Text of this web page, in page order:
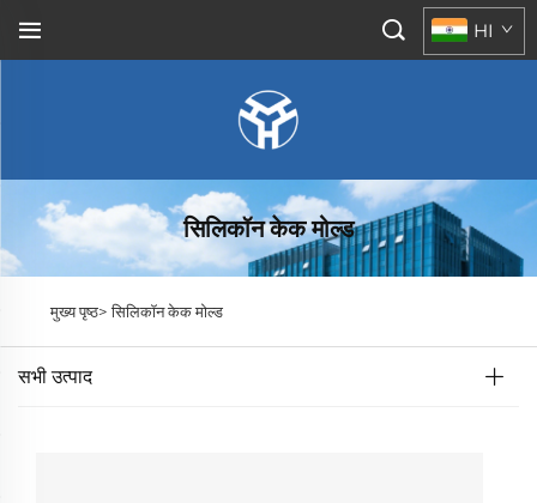
HI
सिलिकॉन केक मोल्ड
मुख्य पृष्ठ> सिलिकॉन केक मोल्ड
सभी उत्पाद